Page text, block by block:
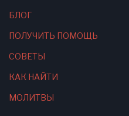
БЛОГ
ПОЛУЧИТЬ ПОМОЩЬ
СОВЕТЫ
КАК НАЙТИ
МОЛИТВЫ